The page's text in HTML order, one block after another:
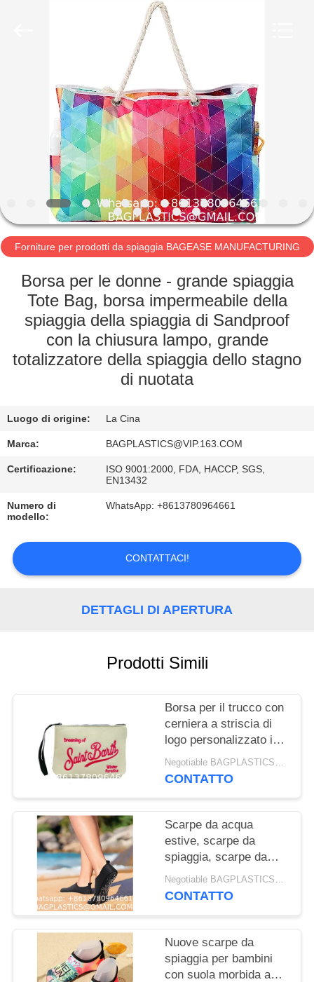
PRODOTTI
CIRCA
GIRO
DELLA
FABBRICA
CONTROLLO
QUALITÀ
CONTATTICI
RICHIEDA
UNA
CITAZIONE
MAPPA
DEL
Forniture per prodotti da spiaggia BAGEASE MANUFACTURING
Borsa per le donne - grande spiaggia
Tote Bag, borsa impermeabile della
spiaggia della spiaggia di Sandproof
con la chiusura lampo, grande
totalizzatore della spiaggia dello stagno
di nuotata
Luogo di origine: La Cina
Marca: BAGPLASTICS@VIP.163.COM
Certificazione:
ISO 9001:2000, FDA, HACCP, SGS,
EN13432
Numero di
modello:
WhatsApp: +8613780964661
CONTATTACI!
DETTAGLI DI APERTURA
Prodotti Simili
Borsa per il trucco con
cerniera a striscia di
logo personalizzato in
vendita all'ingrosso
Borsa piatta con
all'aria aperta Borse di
serata per donne
Negotiable BAGPLASTICS@YAHOO.COM MOQ:1000pieces Skype: mydearneil
CONTATTO
Scarpe da acqua
estive, scarpe da
spiaggia, scarpe da
mare, calzini da
spiaggia, copriscarpe
per calzini da nuoto e
immersioni,
copriscarpe per
Negotiable BAGPLASTICS@GMAIL.COM MOQ:1000pieces Skype: mydearneil
CONTATTO
Nuove scarpe da
spiaggia per bambini
con suola morbida a